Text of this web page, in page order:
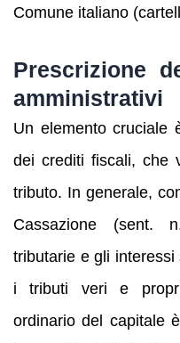
Comune italiano
Prescrizione
amministrativi
Un elemento cruciale
dei crediti fiscali, che
tributo. In generale,
Cassazione (sent.
tributarie e gli
i tributi veri e
ordinario del capitale